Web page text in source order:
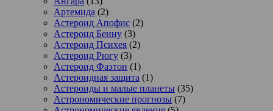
Артемида (2)
Астероид Апофис (2)
Астероид Бенну (3)
Астероид Психея (2)
Астероид Рюгу (3)
Астероид Фаэтон (1)
Астероидная защита (1)
Астероиды и малые планеты (35)
Астрономические прогнозы (7)